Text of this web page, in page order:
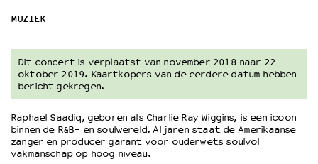
Werken bij
Wie is wie
Historie
Partners
Huisregels
MUZIEK
Dit concert is verplaatst van november 2018 naar 22
oktober 2019. Kaartkopers van de eerdere datum hebben
bericht gekregen.
Raphael Saadiq, geboren als Charlie Ray Wiggins, is een icoon
binnen de R&B- en soulwereld. Al jaren staat de Amerikaanse
zanger en producer garant voor ouderwets soulvol
vakmanschap op hoog niveau.